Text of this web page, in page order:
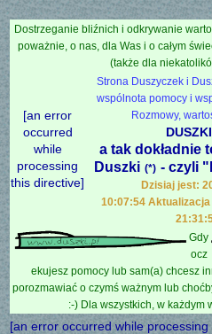
Dostrzeganie bliźnich i odkrywanie
poważnie, o nas, dla Was i o całym
(także dla
[an error
occurred
while
processing
this directive]
Strona Duszyczek i
wspólnota pomocy i
Rozmowy,
a tak dokładnie
Duszki (*) - czyli
Dzisiaj jest:
10:07:54
Gdy
ocz
ekujesz pomocy lub sam(a) chcesz
porozmawiać o czymś ważnym lub
:-) Dla wszystkich, w każdym
[an error occurred while